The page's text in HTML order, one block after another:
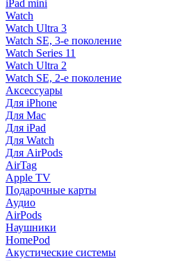
iPad mini
Watch
Watch Ultra 3
Watch SE, 3-е поколение
Watch Series 11
Watch Ultra 2
Watch SE, 2-е поколение
Аксессуары
Для iPhone
Для Mac
Для iPad
Для Watch
Для AirPods
AirTag
Apple TV
Подарочные карты
Аудио
AirPods
Наушники
HomePod
Акустические системы